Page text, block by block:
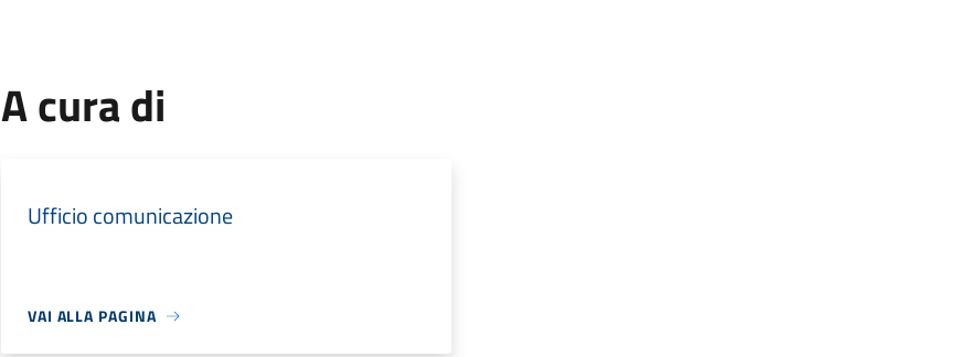
A cura di
Ufficio comunicazione
VAI ALLA PAGINA